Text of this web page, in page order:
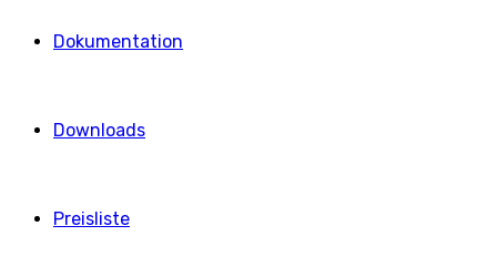
Dokumentation
Downloads
Preisliste